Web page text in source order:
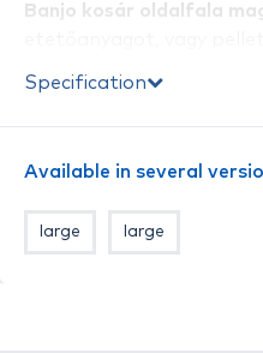
Banjo kosár oldalfala
etetőanyag biztosabban
extrém távolságok is
összpontosul, így
Specification
Available in several
large large